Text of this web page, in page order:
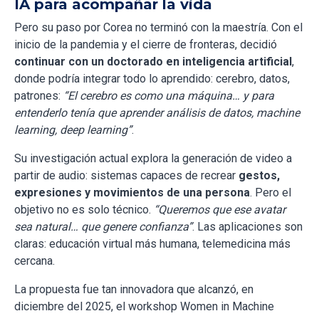
IA para acompañar la vida
Pero su paso por Corea no terminó con la maestría. Con el
inicio de la pandemia y el cierre de fronteras, decidió
continuar con un doctorado en inteligencia artificial ,
donde podría integrar todo lo aprendido: cerebro, datos,
patrones: “El cerebro es como una máquina… y para
entenderlo tenía que aprender análisis de datos, machine
learning, deep learning”.
Su investigación actual explora la generación de video a
partir de audio: sistemas capaces de recrear gestos,
expresiones y movimientos de una persona. Pero el
objetivo no es solo técnico. “Queremos que ese avatar
sea natural… que genere confianza”. Las aplicaciones son
claras: educación virtual más humana, telemedicina más
cercana.
La propuesta fue tan innovadora que alcanzó, en
diciembre del 2025, el workshop Women in Machine